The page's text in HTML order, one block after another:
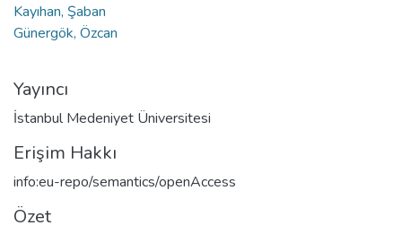
Kayıhan, Şaban
Günergök, Özcan
Yayıncı
İstanbul Medeniyet Üniversitesi
Erişim Hakkı
info:eu-repo/semantics/openAccess
Özet